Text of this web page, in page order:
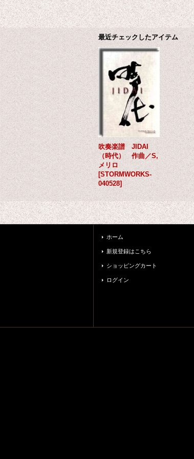
最近チェックしたアイテム
吹奏楽譜 JIDAI
（時代） 作曲／S,
メリロ
[STORMWORKS-
040528]
ホーム
新規登録はこちら
ショッピングカート
ログイン